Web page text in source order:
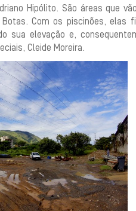
Hipólito. São áreas que
Com os piscinões, elas
sua elevação e,
Cleide Moreira.